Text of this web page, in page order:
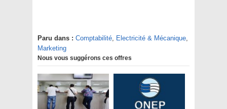
Paru dans : Comptabilité, Electricité & Mécanique,
Marketing
Nous vous suggérons ces offres